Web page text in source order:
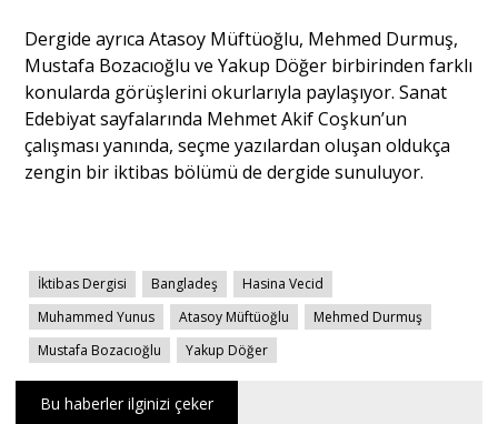
Sağlık
Dergide ayrıca Atasoy Müftüoğlu, Mehmed Durmuş,
Mustafa Bozacıoğlu ve Yakup Döğer birbirinden farklı
konularda görüşlerini okurlarıyla paylaşıyor. Sanat
Edebiyat sayfalarında Mehmet Akif Coşkun’un
çalışması yanında, seçme yazılardan oluşan oldukça
zengin bir iktibas bölümü de dergide sunuluyor.
İktibas Dergisi Bangladeş
Hasina Vecid
Muhammed Yunus
Atasoy Müftüoğlu
Mehmed Durmuş
Mustafa Bozacıoğlu
Yakup Döğer
Bu haberler ilginizi çeker